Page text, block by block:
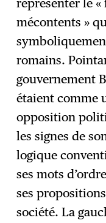
représenter le
mécontents »
romains.
gouvernement
étaient comme
opposition
les signes de
logique
ses mots
ses
société. La